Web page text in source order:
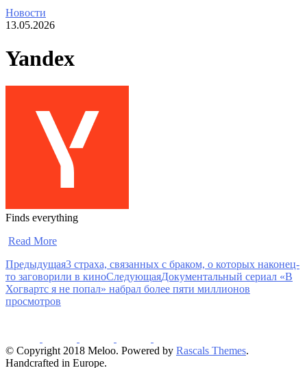
Новости
13.05.2026
Yandex
Finds everything
Read More
Предыдущая3 страха, связанных с браком, о которых наконец-
то заговорили в киноСледующаяДокументальный сериал «В
Хогвартс я не попал» набрал более пяти миллионов
просмотров
© Copyright 2018 Meloo. Powered by Rascals Themes.
Handcrafted in Europe.